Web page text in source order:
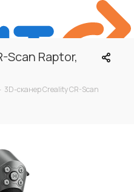
Scan Raptor,
3D-сканер Creality CR-Scan